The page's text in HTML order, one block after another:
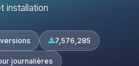
installation
7,576,285
journalières